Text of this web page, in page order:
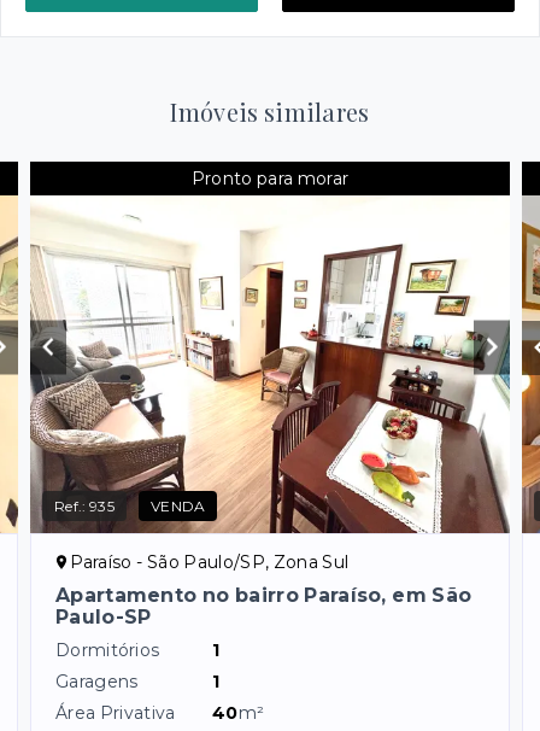
Imóveis similares
Pronto para morar
Ref.:935 VENDA
Paraíso - São Paulo/SP, Zona Sul
Apartamento no bairro Paraíso, em São
Paulo-SP
Dormitórios
1
Garagens
1
Área Privativa
40m²